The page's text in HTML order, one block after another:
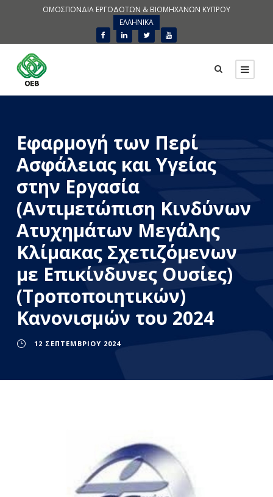
ΟΜΟΣΠΟΝΔΙΑ ΕΡΓΟΔΟΤΩΝ & ΒΙΟΜΗΧΑΝΩΝ ΚΥΠΡΟΥ
ΕΛΛΗΝΙΚΑ
Eφαρμογή των Περί
Ασφάλειας και Υγείας
στην Εργασία
(Αντιμετώπιση Κινδύνων
Ατυχημάτων Μεγάλης
Κλίμακας Σχετιζόμενων
με Επικίνδυνες Ουσίες)
(Τροποποιητικών)
Κανονισμών του 2024
12 ΣΕΠΤΕΜΒΡΊΟΥ 2024